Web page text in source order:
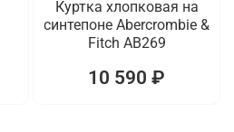
Куртка хлопковая на
синтепоне Abercrombie &
Fitch AB269
10 590 ₽